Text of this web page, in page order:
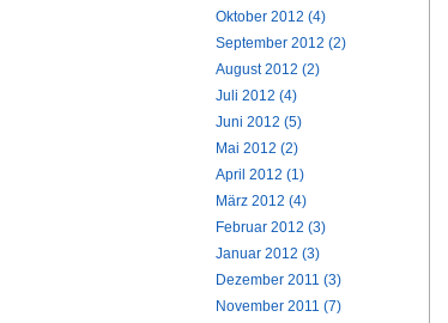
Oktober 2012 (4)
September 2012 (2)
August 2012 (2)
Juli 2012 (4)
Juni 2012 (5)
Mai 2012 (2)
April 2012 (1)
März 2012 (4)
Februar 2012 (3)
Januar 2012 (3)
Dezember 2011 (3)
November 2011 (7)